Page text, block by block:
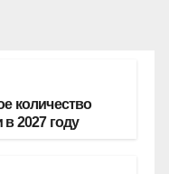
количество
2027 году